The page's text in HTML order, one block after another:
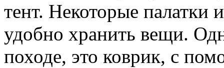
тент. Некоторые
удобно хранить вещи.
походе, это коврик, с